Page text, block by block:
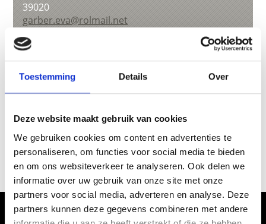
Toestemming Details Over
Deze website maakt gebruik van cookies
We gebruiken cookies om content en advertenties te
personaliseren, om functies voor social media te bieden
en om ons websiteverkeer te analyseren. Ook delen we
informatie over uw gebruik van onze site met onze
partners voor social media, adverteren en analyse. Deze
partners kunnen deze gegevens combineren met andere
39020
garber.eva@rolmail.net
WAS DE INHOUD NUTTIG VOOR U?
Ja
No
Het ervaren van genot in Vinschgau